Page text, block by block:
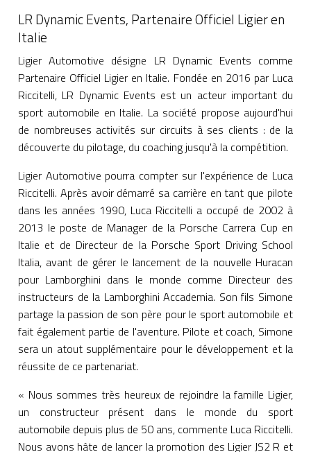
LR Dynamic Events, Partenaire Officiel Ligier en
Italie
Ligier Automotive désigne LR Dynamic Events comme
Partenaire Officiel Ligier en Italie. Fondée en 2016 par Luca
Riccitelli, LR Dynamic Events est un acteur important du
sport automobile en Italie. La société propose aujourd'hui
de nombreuses activités sur circuits à ses clients : de la
découverte du pilotage, du coaching jusqu'à la compétition.
Ligier Automotive pourra compter sur l'expérience de Luca
Riccitelli. Après avoir démarré sa carrière en tant que pilote
dans les années 1990, Luca Riccitelli a occupé de 2002 à
2013 le poste de Manager de la Porsche Carrera Cup en
Italie et de Directeur de la Porsche Sport Driving School
Italia, avant de gérer le lancement de la nouvelle Huracan
pour Lamborghini dans le monde comme Directeur des
instructeurs de la Lamborghini Accademia. Son fils Simone
partage la passion de son père pour le sport automobile et
fait également partie de l'aventure. Pilote et coach, Simone
sera un atout supplémentaire pour le développement et la
réussite de ce partenariat.
« Nous sommes très heureux de rejoindre la famille Ligier,
un constructeur présent dans le monde du sport
automobile depuis plus de 50 ans, commente Luca Riccitelli.
Nous avons hâte de lancer la promotion des Ligier JS2 R et